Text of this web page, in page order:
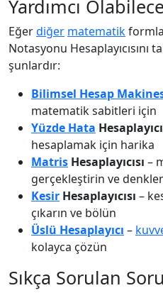
Yardımcı
Eğerdiğer matematik
Notasyonu Hesaplayıcısını
şunlardır:
Bilimsel Hesap
matematik sabitleri için
Yüzde Hata
hesaplamak için harika
Matris Hesaplayıcısı –
gerçekleştirin ve
Kesir Hesaplayıcısı –
çıkarın ve bölün
Üslü Hesaplayıcı –
kolayca çözün
Sıkça Sorulan